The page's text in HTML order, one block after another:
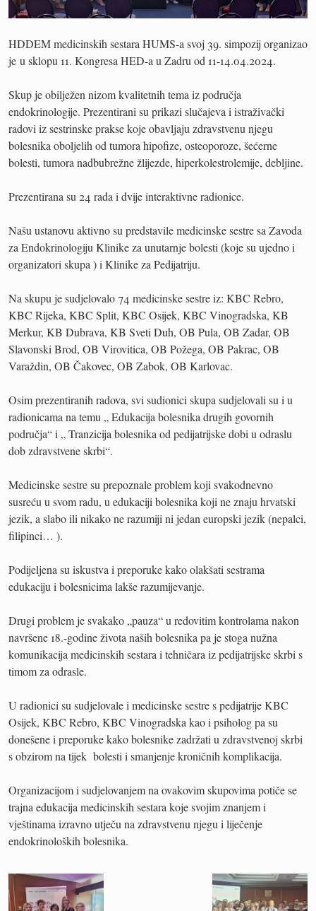
HDDEM medicinskih sestara HUMS-a svoj 39. simpozij organizao
je u sklopu 11. Kongresa HED-a u Zadru od 11-14.04.2024.
Skup je obilježen nizom kvalitetnih tema iz područja
endokrinologije. Prezentirani su prikazi slučajeva i istraživački
radovi iz sestrinske prakse koje obavljaju zdravstvenu njegu
bolesnika oboljelih od tumora hipofize, osteoporoze, šećerne
bolesti, tumora nadbubrežne žlijezde, hiperkolestrolemije, debljine.
Prezentirana su 24 rada i dvije interaktivne radionice.
Našu ustanovu aktivno su predstavile medicinske sestre sa Zavoda
za Endokrinologiju Klinike za unutarnje bolesti (koje su ujedno i
organizatori skupa ) i Klinike za Pedijatriju.
Na skupu je sudjelovalo 74 medicinske sestre iz: KBC Rebro,
KBC Rijeka, KBC Split, KBC Osijek, KBC Vinogradska, KB
Merkur, KB Dubrava, KB Sveti Duh, OB Pula, OB Zadar, OB
Slavonski Brod, OB Virovitica, OB Požega, OB Pakrac, OB
Varaždin, OB Čakovec, OB Zabok, OB Karlovac.
Osim prezentiranih radova, svi sudionici skupa sudjelovali su i u
radionicama na temu „ Edukacija bolesnika drugih govornih
područja“ i „ Tranzicija bolesnika od pedijatrijske dobi u odraslu
dob zdravstvene skrbi“.
Medicinske sestre su prepoznale problem koji svakodnevno
susreću u svom radu, u edukaciji bolesnika koji ne znaju hrvatski
jezik, a slabo ili nikako ne razumiji ni jedan europski jezik (nepalci,
filipinci… ).
Podijeljena su iskustva i preporuke kako olakšati sestrama
edukaciju i bolesnicima lakše razumijevanje.
Drugi problem je svakako „pauza“ u redovitim kontrolama nakon
navršene 18.-godine života naših bolesnika pa je stoga nužna
komunikacija medicinskih sestara i tehničara iz pedijatrijske skrbi s
timom za odrasle.
U radionici su sudjelovale i medicinske sestre s pedijatrije KBC
Osijek, KBC Rebro, KBC Vinogradska kao i psiholog pa su
donešene i preporuke kako bolesnike zadržati u zdravstvenoj skrbi
s obzirom na tijek bolesti i smanjenje kroničnih komplikacija.
Organizacijom i sudjelovanjem na ovakovim skupovima potiče se
trajna edukacija medicinskih sestara koje svojim znanjem i
vještinama izravno utječu na zdravstvenu njegu i liječenje
endokrinoloških bolesnika.